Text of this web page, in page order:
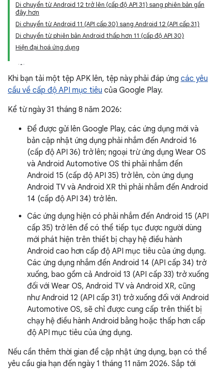
Di chuyển từ Android 12 trở lên (cấp độ API 31) sang phiên bản gần
đây hơn
Di chuyển từ Android 11 (API cấp 30) sang Android 12 (API cấp 31)
Di chuyển từ phiên bản Android thấp hơn 11 (cấp độ API 30)
Hiện đại hoá ứng dụng
Khi bạn tải một tệp APK lên, tệp này phải đáp ứng các yêu
cầu về cấp độ API mục tiêu của Google Play.
Kể từ ngày 31 tháng 8 năm 2026:
Để được gửi lên Google Play, các ứng dụng mới và
bản cập nhật ứng dụng phải nhắm đến Android 16
(cấp độ API 36) trở lên; ngoại trừ ứng dụng Wear OS
và Android Automotive OS thì phải nhắm đến
Android 15 (cấp độ API 35) trở lên, còn ứng dụng
Android TV và Android XR thì phải nhắm đến Android
14 (cấp độ API 34) trở lên.
Các ứng dụng hiện có phải nhắm đến Android 15 (API
cấp 35) trở lên để có thể tiếp tục được người dùng
mới phát hiện trên thiết bị chạy hệ điều hành
Android cao hơn cấp độ API mục tiêu của ứng dụng.
Các ứng dụng nhắm đến Android 14 (API cấp 34) trở
xuống, bao gồm cả Android 13 (API cấp 33) trở xuống
đối với Wear OS, Android TV và Android XR, cũng
như Android 12 (API cấp 31) trở xuống đối với Android
Automotive OS, sẽ chỉ được cung cấp trên thiết bị
chạy hệ điều hành Android bằng hoặc thấp hơn cấp
độ API mục tiêu của ứng dụng.
Nếu cần thêm thời gian để cập nhật ứng dụng, bạn có thể
yêu cầu gia hạn đến ngày 1 tháng 11 năm 2026. Sắp tới